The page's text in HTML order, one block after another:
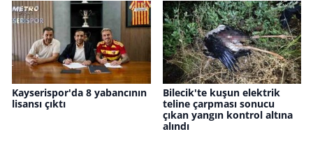
Kayserispor'da 8 yabancının
lisansı çıktı
Bilecik'te kuşun elektrik
teline çarpması sonucu
çıkan yangın kontrol altına
alındı